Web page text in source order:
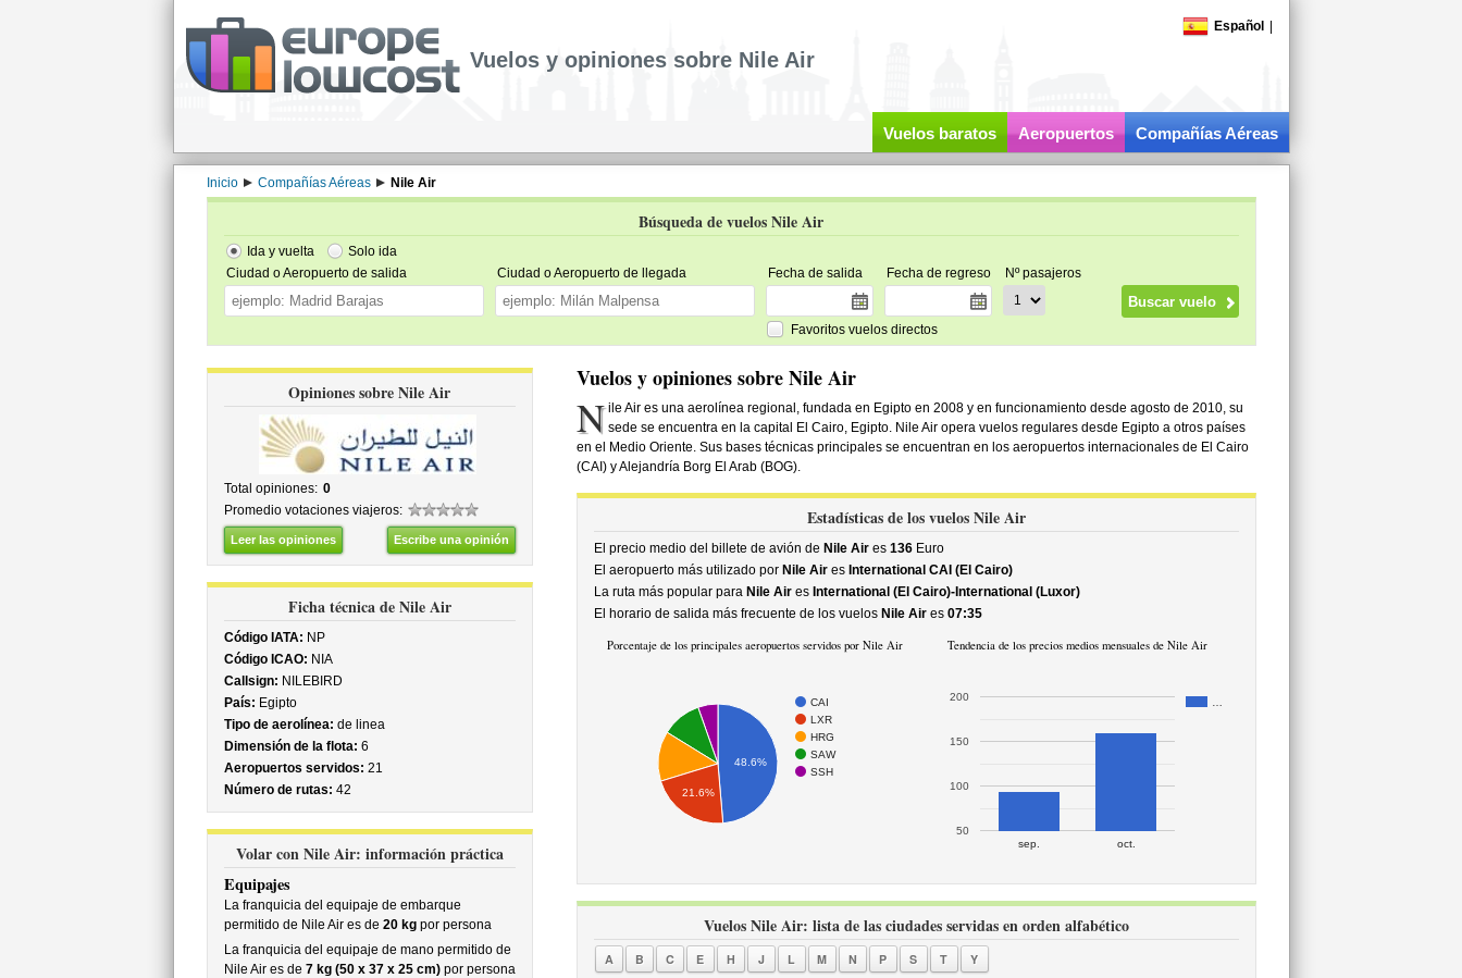
Español
Vuelos y opiniones sobre Nile Air
Vuelos baratos Aeropuertos Compañías Aéreas
Inicio Compañías Aéreas Nile Air
Búsqueda de vuelos Nile Air
Ida y vuelta
Solo ida
Ciudad o Aeropuerto de salida
Ciudad o Aeropuerto de llegada Fecha de salida Fecha de regreso Nº pasajeros
Favoritos vuelos directos
Opiniones sobre Nile Air
Total opiniones: 0
Promedio votaciones viajeros:
Leer las opiniones Escribe una opinión
Ficha técnica de Nile Air
Código IATA: NP
Código ICAO: NIA
Callsign: NILEBIRD
País: Egipto
Tipo de aerolínea: de linea
Dimensión de la flota: 6
Aeropuertos servidos: 21
Número de rutas: 42
Volar con Nile Air: información práctica
Equipajes
La franquicia del equipaje de embarque
permitido de Nile Air es de 20 kgpor persona
La franquicia del equipaje de mano permitido de
Nile Air es de 7 kg (50 x 37 x 25 cm)por persona
Vuelos y opiniones sobre Nile Air
N ile Air es una aerolínea regional, fundada en Egipto en 2008 y en funcionamiento desde agosto de 2010, su
sede se encuentra en la capital El Cairo, Egipto. Nile Air opera vuelos regulares desde Egipto a otros países
en el Medio Oriente. Sus bases técnicas principales se encuentran en los aeropuertos internacionales de El Cairo
(CAI) y Alejandría Borg El Arab (BOG).
Estadísticas de los vuelos Nile Air
El precio medio del billete de avión de Nile Aires 136Euro
El aeropuerto más utilizado por Nile Aires International CAI (El Cairo)
La ruta más popular para Nile Aires International (El Cairo)-International (Luxor)
El horario de salida más frecuente de los vuelos Nile Aires 07:35
Porcentaje de los principales aeropuertos servidos por Nile Air
CAI
LXR
HRG
SAW
SSH
48.6%
21.6%
Tendencia de los precios medios mensuales de Nile Air
sep. oct.
50
100
150
200
Vuelos Nile Air: lista de las ciudades servidas en orden alfabético
A B C E H J L M N P S T Y